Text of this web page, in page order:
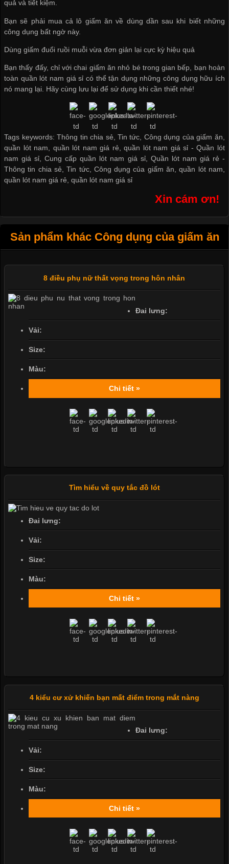
quả và tiết kiệm.
Bạn sẽ phải mua cả lô giấm ăn về dùng dần sau khi biết những
công dụng bất ngờ này.
Dùng giấm đuổi ruồi muỗi vừa đơn giản lại cực kỳ hiệu quả
Bạn thấy đấy, chỉ với chai giấm ăn nhỏ bé trong gian bếp, bạn hoàn
toàn quần lót nam giá sỉ có thể tận dụng những công dụng hữu ích
nó mang lại. Hãy cùng lưu lại để sử dụng khi cần thiết nhé!
Tags keywords: Thông tin chia sẻ, Tin tức, Công dụng của giấm ăn,
quần lót nam, quần lót nam giá rẻ, quần lót nam giá sỉ -Quần lót
nam giá sỉ ,Cung cấp quần lót nam giá sỉ, Quần lót nam giá rẻ -
Thông tin chia sẻ ,Tin tức, Công dụng của giấm ăn ,quần lót nam
quần lót nam giá rẻ ,quần lót nam giá sỉ
Xin cám ơn!
Sản phẩm khác Công dụng của giấm ăn
8 điều phụ nữ thất vọng trong hôn nhân
Đai lưng:
Vải:
Size:
Màu:
Chi tiết »
Tìm hiểu về quy tắc đồ lót
Đai lưng:
Vải:
Size:
Màu:
Chi tiết »
4 kiểu cư xử khiến bạn mất điểm trong mắt nàng
Đai lưng:
Vải:
Size:
Màu:
Chi tiết »